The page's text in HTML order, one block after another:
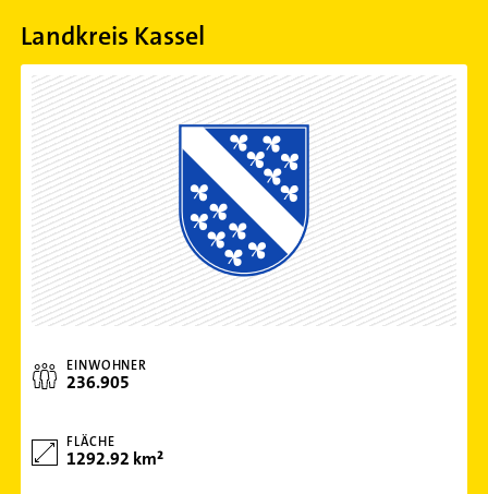
Landkreis Kassel
EINWOHNER
236.905
FLÄCHE
1292.92 km²